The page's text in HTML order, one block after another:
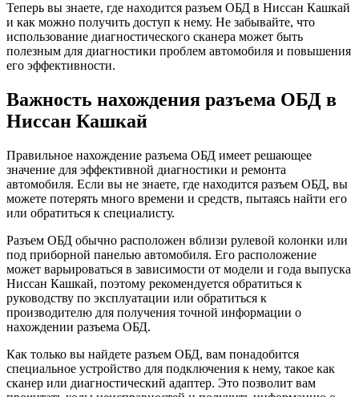
Теперь вы знаете, где находится разъем ОБД в Ниссан Кашкай
и как можно получить доступ к нему. Не забывайте, что
использование диагностического сканера может быть
полезным для диагностики проблем автомобиля и повышения
его эффективности.
Важность нахождения разъема ОБД в
Ниссан Кашкай
Правильное нахождение разъема ОБД имеет решающее
значение для эффективной диагностики и ремонта
автомобиля. Если вы не знаете, где находится разъем ОБД, вы
можете потерять много времени и средств, пытаясь найти его
или обратиться к специалисту.
Разъем ОБД обычно расположен вблизи рулевой колонки или
под приборной панелью автомобиля. Его расположение
может варьироваться в зависимости от модели и года выпуска
Ниссан Кашкай, поэтому рекомендуется обратиться к
руководству по эксплуатации или обратиться к
производителю для получения точной информации о
нахождении разъема ОБД.
Как только вы найдете разъем ОБД, вам понадобится
специальное устройство для подключения к нему, такое как
сканер или диагностический адаптер. Это позволит вам